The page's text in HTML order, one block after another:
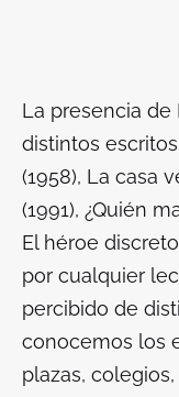
La presencia de
distintos
(1958), La casa
(1991), ¿Quién
El héroe discreto
por cualquier
percibido de
conocemos los
plazas,